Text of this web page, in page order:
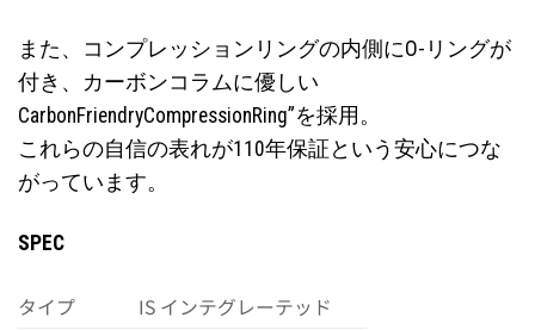
また、コンプレッションリングの内側にO-リングが
付き、カーボンコラムに優しい
CarbonFriendryCompressionRing”を採用。
これらの自信の表れが110年保証という安心につな
がっています。
SPEC
タイプ
IS インテグレーテッド